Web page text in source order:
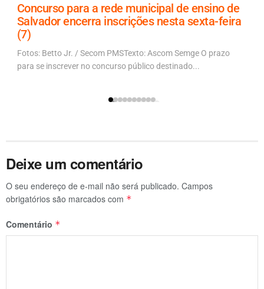
Concurso para a rede municipal de ensino de
Salvador encerra inscrições nesta sexta-feira
(7)
Fotos: Betto Jr. / Secom PMSTexto: Ascom Semge O prazo
para se inscrever no concurso público destinado...
Deixe um comentário
O seu endereço de e-mail não será publicado. Campos
obrigatórios são marcados com *
Comentário *